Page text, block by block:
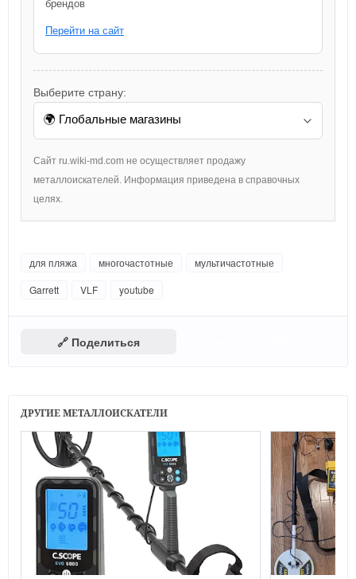
брендов
Перейти на сайт
Выберите страну:
Сайт ru.wiki-md.com не осуществляет продажу
металлоискателей. Информация приведена в справочных
целях.
для пляжа многочастотные
мультичастотные
Garrett
VLF youtube
🔗 Поделиться
ДРУГИЕ МЕТАЛЛОИСКАТЕЛИ